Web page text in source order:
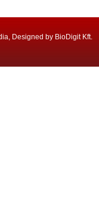
Designed by BioDigit Kft.